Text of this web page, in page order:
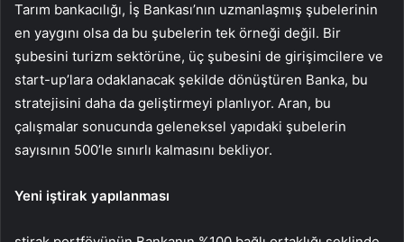
Tarım bankacılığı, İş Bankası’nın uzmanlaşmış şubelerinin
en yaygını olsa da bu şubelerin tek örneği değil. Bir
şubesini turizm sektörüne, üç şubesini de girişimcilere ve
start-up’lara odaklanacak şekilde dönüştüren Banka, bu
stratejisini daha da geliştirmeyi planlıyor. Aran, bu
çalışmalar sonucunda geleneksel yapıdaki şubelerin
sayısının 500’le sınırlı kalmasını bekliyor.
Yeni iştirak yapılanması